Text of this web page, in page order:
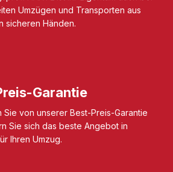
Umzügen und Transporten aus
sicheren Händen.
Garantie
Sie von unserer Best-Preis-Garantie
Sie sich das beste Angebot in
Ihren Umzug.